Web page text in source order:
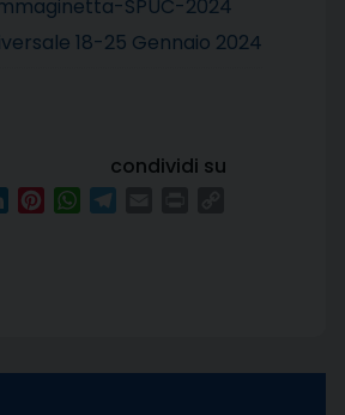
SPUC-2024
18-25 Gennaio 2024
condividi su
LinkedInPinterestWhatsApp